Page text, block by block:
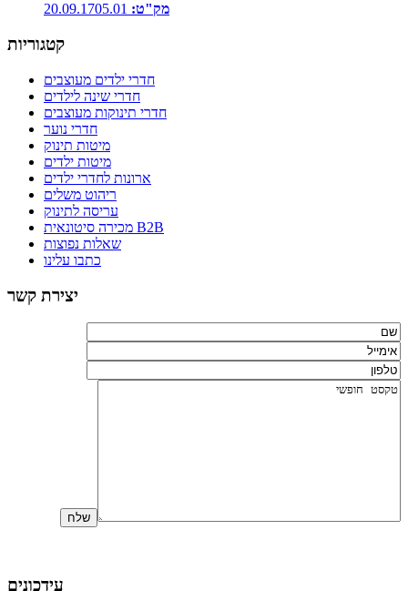
מק"ט:
קטגוריות
חדרי ילדים מעוצבים
חדרי שינה לילדים
חדרי תינוקות מעוצבים
חדרי נוער
מיטות תינוק
מיטות ילדים
ארונות לחדרי ילדים
ריהוט משלים
עריסה לתינוק
מכירה סיטונאית B2B
שאלות נפוצות
כתבו עלינו
יצירת קשר
עידכונים